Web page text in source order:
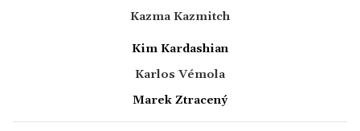
Kazma Kazmitch
Kim Kardashian
Karlos Vémola
Marek Ztracený